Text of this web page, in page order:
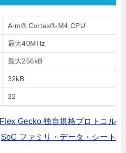
Arm® Cortex®-M4 CPU
最大40MHz
最大256kB
32kB
32
Gecko 独自規格プロトコル
SoC ファミリ・データ・シート